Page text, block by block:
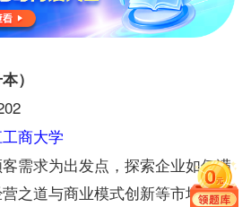
）
商大学
需求为出发点，探索企业如何满
之道与商业模式创新等市场规